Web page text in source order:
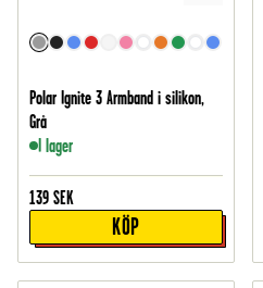
Polar Ignite 3 Armband i silikon,
Grå
I lager
139 SEK
KÖP